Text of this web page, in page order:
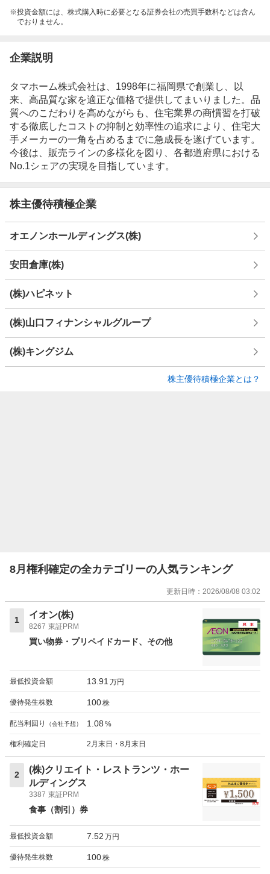
投資金額には、株式購入時に必要となる証券会社の売買手数料などは含ん
でおりません。
企業説明
タマホーム株式会社は、1998年に福岡県で創業し、以
来、高品質な家を適正な価格で提供してまいりました。品
質へのこだわりを高めながらも、住宅業界の商慣習を打破
する徹底したコストの抑制と効率性の追求により、住宅大
手メーカーの一角を占めるまでに急成長を遂げています。
今後は、販売ラインの多様化を図り、各都道府県における
No.1シェアの実現を目指しています。
株主優待積極企業
オエノンホールディングス(株)
安田倉庫(株)
(株)ハピネット
(株)山口フィナンシャルグループ
(株)キングジム
株主優待積極企業とは？
8月権利確定の全カテゴリーの人気ランキング
更新日時： 2026/08/08 03:02
1
イオン(株)
8267 東証PRM
買い物券・プリペイドカード その他
最低投資金額 13.91 万円
優待発生株数 100株
配当利回り （会社予想） 1.08 %
権利確定日 2月末日・8月末日
2
(株)クリエイト・レストランツ・ホー
ルディングス
3387 東証PRM
食事（割引）券
最低投資金額 7.52 万円
優待発生株数 100株